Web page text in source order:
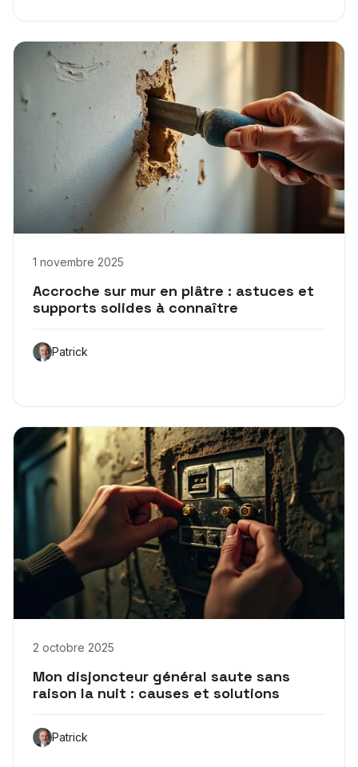
1 novembre 2025
Accroche sur mur en plâtre : astuces et
supports solides à connaître
Patrick
2 octobre 2025
Mon disjoncteur général saute sans
raison la nuit : causes et solutions
Patrick